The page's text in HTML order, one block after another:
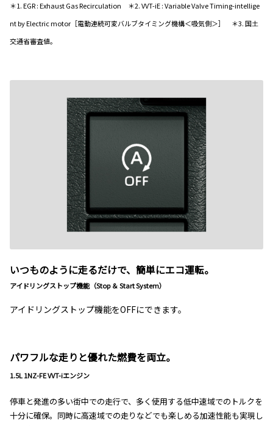
＊1. EGR : Exhaust Gas Recirculation ＊2. VVT-iE : Variable Valve Timing-intellige
nt by Electric motor［電動連続可変バルブタイミング機構＜吸気側＞］ ＊3. 国土
交通省審査値。
いつものように走るだけで、簡単にエコ運転。
アイドリングストップ機能（Stop ＆ Start System）
アイドリングストップ機能をOFFにできます。
パワフルな走りと優れた燃費を両立。
1.5L 1NZ-FE VVT-iエンジン
停車と発進の多い街中での走行で、多く使用する低中速域でのトルクを
十分に確保。同時に高速域での走りなどでも楽しめる加速性能も実現し